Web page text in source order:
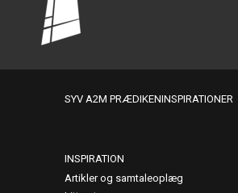
SYV A2M PRÆDIKENINSPIRATIONER
INSPIRATION
Artikler og samtaleoplæg